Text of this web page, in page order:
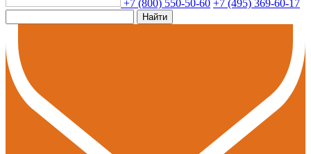
+7 (800) 550-50-60 +7 (495) 369-60-17
Найти